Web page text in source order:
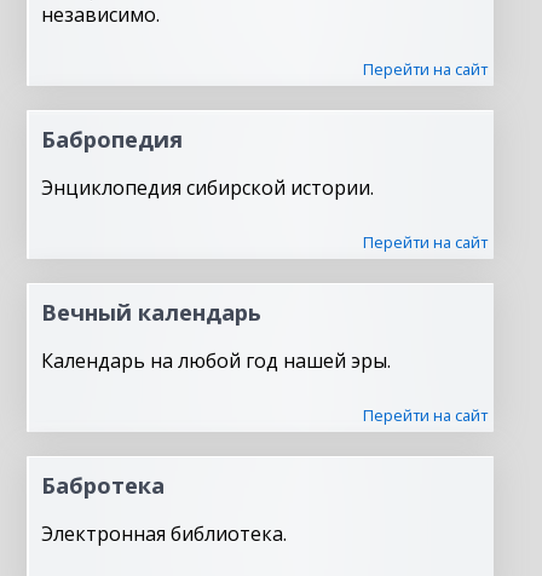
независимо.
Перейти на сайт
Бабропедия
Энциклопедия сибирской истории.
Перейти на сайт
Вечный календарь
Календарь на любой год нашей эры.
Перейти на сайт
Бабротека
Электронная библиотека.